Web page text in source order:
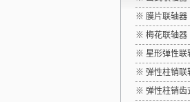
※ 膜片联轴器
※ 梅花联轴器
※ 星形弹性联
※ 弹性柱销联
※ 弹性柱销齿